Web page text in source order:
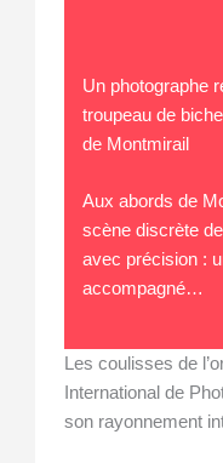
Un photographe
troupeau de
de Montmirail
Aux abords de
scène discrète
avec précision :
accompagné…
Les coulisses de
International de
son rayonnement